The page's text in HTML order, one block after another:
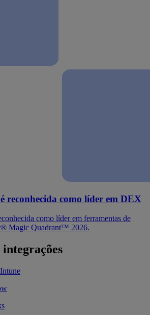
reconhecida como líder em DEX
como líder em ferramentas de
Magic Quadrant™ 2026.